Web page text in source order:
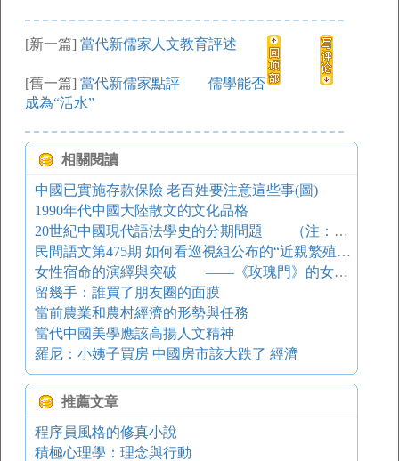
[新一篇] 當代新儒家人文教育評述
[舊一篇] 當代新儒家點評 儒學能否
成為“活水”
相關閱讀
中國已實施存款保險 老百姓要注意這些事(圖)
1990年代中國大陸散文的文化品格
20世紀中國現代語法學史的分期問題 （注：本文曾在現代語言學研討班（1996.7天津南開大學）宣講，在新時期語法學者學術研討會（國際）（于1996年10月在武漢華中師范大學舉行）上宣讀。筆者就本文主要論點先后與沈家煊先生和陸儉明先生等討論過，獲益良多，書此志謝。）
民間語文第475期 如何看巡視組公布的“近親繁殖”現象
女性宿命的演繹與突破 ——《玫瑰門》的女性世界及其在２０世紀晚期中國女性文學史上的意義
留幾手：誰買了朋友圈的面膜
當前農業和農村經濟的形勢與任務
當代中國美學應該高揚人文精神
羅尼：小姨子買房 中國房市該大跌了 經濟
推薦文章
程序員風格的修真小說
積極心理學：理念與行動